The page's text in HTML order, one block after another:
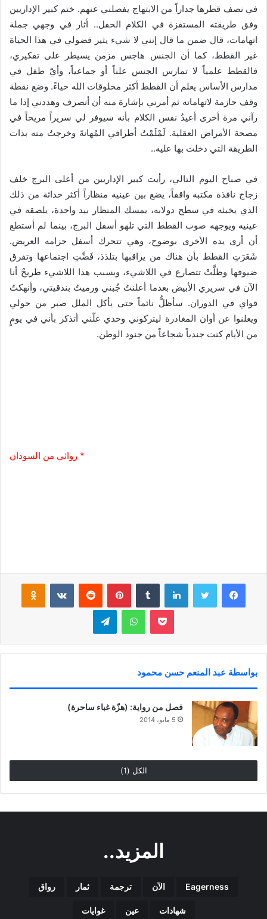
في نصف قطرها جداراً من الابتهاج يفصلني عنهم. ختم كبير الإداريين
وفق طريقته المستفزة في الكلام الحفل.. أثار في وجهي جملة
اتهامات، قال ضمن ما قال إنني لا شيء يثير فضولي في هذا الحياة
غير القطط، كما أن الجنس هاجس مزمن يسيطر على تفكيري،
فالقطط علمياً لا تمارس الجنس علناً أو جماعياً، وأيّ طفل في
مدارس الأساس يعلم أن القطط أكثر مخلوقات الله حياءً. وضع نقطة
وقف حازمة لاتهاماته ثم أمرني بإشارة منه أن أنصرف وهددني إذا ما
رآني مرة أخرى أعيدُ نفس الكلام بأنه سيوفر لي سريراً مريحاً في
مصحة الأمراض العقلية. لَمْلَمْتُ أطرافي المُهانةَ وخرجتُ منه بذات
الطريقة التي دخلت بها عليه..
في صباح اليوم التالي، رأيت كبير الإداريين من أعلى البرج خلف
زجاج نافذة مكتبه واقفاً، يضع بين عينيه منظاراً أكثر حداثة من ذلك
الذي يخبئه في سطح دولابه، يمسك المنظار بيد واحدة، يلصقه في
عينيه ويوجهه صوب القطط التي تلهو أسفل البرج، بينما لم أستطع
أن أرى يده الأخرى بوضوح، وهي تتحرك أسفل حزامه العريض.
شَعَرَتِ القطط بأن هناك من يراقبها بتلذذ، فَضَّتِ اجتماعها وتفرق
ضيوفها وظلَّتْ تتصارع في اللاشيء، وبسبب هذا اللاشيء طريحٌ أنا
الآن في سريري الأبيض بعدما أعلنتُ جُبني ورميتُ بندقيتي، وأنهكتُ
قواي في الدوران. سأظلُّ نائماً حتى يأكل الملل صبر من حولي
ويعلنوا عن أوان المغادرة ليتركوني وحدي علّني أتذكر بأني في يومٍ
من الأيام كنت جندياً شجاعاً من جنود الوطن.
* روائي من السودان
فيسبوك لينكدإن بينتيريست
بوكيت واتساب تيلقرام
بواسطة عبد المنعم حسن محمود
فصل من رواية: (هزّة غباء ساحرة)
5 مايو، 2014
الكل (1)
المزيد..
Eagerness الآن ترجمة ثمار رواق
شهادات عين غوايات